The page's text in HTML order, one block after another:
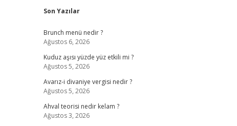
Sidebar
Son Yazılar
Brunch menü nedir ?
Ağustos 6, 2026
Kuduz aşısı yüzde yüz etkili mi ?
Ağustos 5, 2026
Avarız-i divaniye vergisi nedir ?
Ağustos 5, 2026
Ahval teorisi nedir kelam ?
Ağustos 3, 2026